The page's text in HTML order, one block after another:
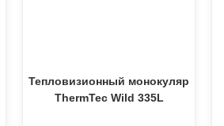
Тепловизионный монокуляр
ThermTec Wild 335L